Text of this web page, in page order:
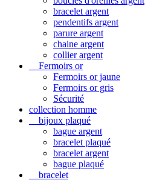
bracelet argent
pendentifs argent
parure argent
chaine argent
collier argent
Fermoirs or
Fermoirs or jaune
Fermoirs or gris
Sécurité
collection homme
bijoux plaqué
bague argent
bracelet plaqué
bracelet argent
bague plaqué
bracelet